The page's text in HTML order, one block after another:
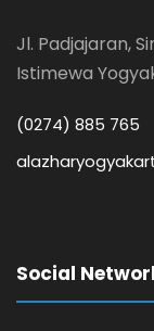
Jl. Padjajaran,
Istimewa
(0274) 885 765
Social